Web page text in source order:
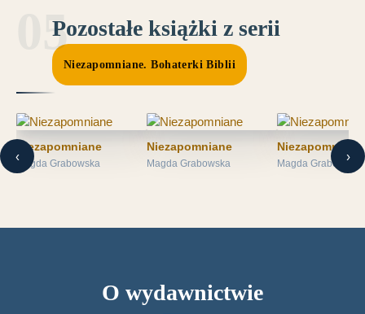
Pozostałe książki z serii
Niezapomniane. Bohaterki Biblii
‹ ›
Niezapomniane
Magda Grabowska
Niezapomniane
Magda Grabowska
Niezapomniane
Magda Grabowska
O wydawnictwie